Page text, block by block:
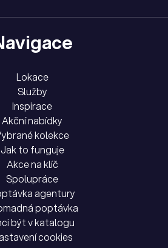
Lokace
Služby
Inspirace
Akční nabídky
kolekce
Jak to funguje
Akce na klíč
Spolupráce
agentury
poptávka
být v katalogu
cookies